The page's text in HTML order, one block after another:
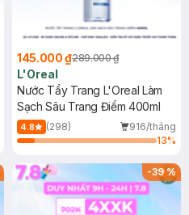
145.000 ₫289.000 ₫
L'Oreal
Nước Tẩy Trang L'Oreal Làm
Sạch Sâu Trang Điểm 400ml
4.8 (298)
916/tháng
13%
-39%